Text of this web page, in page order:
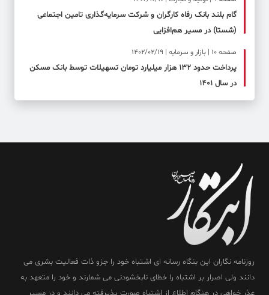
گام بلند بانک رفاه کارگران و شرکت سرمایه‌گذاری تامین اجتماعی
(شستا) در مسیر هم‌افزایی
صفحه ۱۰ | بازار و سرمایه | 1402/02/19
پرداخت حدود ۱۳۲ هزار میلیارد تومان تسهیلات توسط بانک مسکن
در سال ۱۴۰۱
روزنامه نگاران این بنگاه رسانه ای اشتباه خود را جزو ذات فعالیت بشری می
دانند ولی اصرار بر اشتباه را خطای نابخشودنی می شمارند و خود را متعهد به